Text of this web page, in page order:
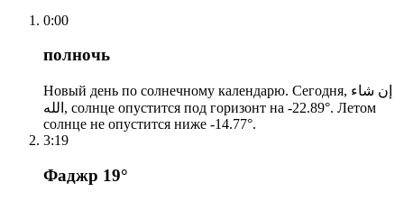
0:00
полночь
Новый день по солнечному календарю. Сегодня, إن شاء
الله, солнце опустится под горизонт на -22.89°. Летом
солнце не опустится ниже -14.77°.
3:19
Фаджр 19°